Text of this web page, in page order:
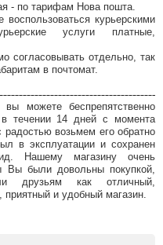
- по тарифам Нова пошта.
курьерскими
услуги платные,
согласовывать отдельно, так
в почтомат.
можете беспрепятственно
течении 14 дней с момента
возьмем его обратно
в эксплуатации и сохранен
Нашему магазину очень
Вы были довольны покупкой,
друзьям как отличный,
приятный и удобный магазин.